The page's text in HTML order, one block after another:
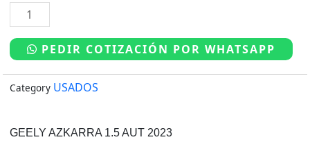
era:
$13.390.000.
es:
$12.390.000.
GEELY
AZKARRA
1.5
AUT
2023
cantidad
PEDIR COTIZACIÓN POR WHATSAPP
Category USADOS
GEELY AZKARRA 1.5 AUT 2023